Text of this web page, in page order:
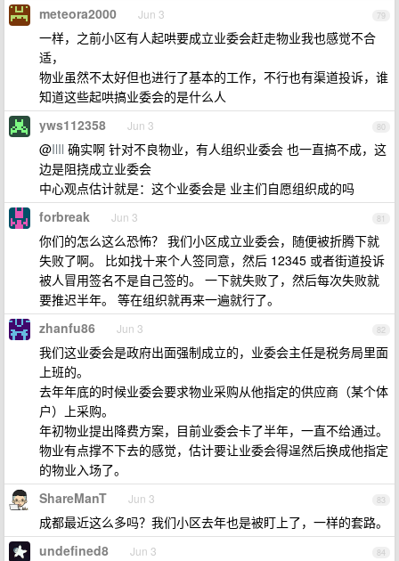
79
meteora2000 Jun 3
一样，之前小区有人起哄要成立业委会赶走物业我也感觉不合
适，
物业虽然不太好但也进行了基本的工作，不行也有渠道投诉，谁
知道这些起哄搞业委会的是什么人
80
yws112358 Jun 3
@IlIl 确实啊 针对不良物业，有人组织业委会 也一直搞不成，这
边是阻挠成立业委会
中心观点估计就是：这个业委会是 业主们自愿组织成的吗
81
forbreak Jun 3
你们的怎么这么恐怖？ 我们小区成立业委会，随便被折腾下就
失败了啊。 比如找十来个人签同意，然后 12345 或者街道投诉
被人冒用签名不是自己签的。 一下就失败了，然后每次失败就
要推迟半年。 等在组织就再来一遍就行了。
82
zhanfu86 Jun 3
我们这业委会是政府出面强制成立的，业委会主任是税务局里面
上班的。
去年年底的时候业委会要求物业采购从他指定的供应商（某个体
户）上采购。
年初物业提出降费方案，目前业委会卡了半年，一直不给通过。
物业有点撑不下去的感觉，估计要让业委会得逞然后换成他指定
的物业入场了。
83
ShareManT Jun 3
成都最近这么多吗？我们小区去年也是被盯上了，一样的套路。
84
undefined8 Jun 3